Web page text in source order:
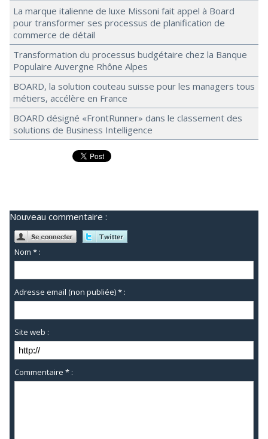
La marque italienne de luxe Missoni fait appel à Board
pour transformer ses processus de planification de
commerce de détail
Transformation du processus budgétaire chez la Banque
Populaire Auvergne Rhône Alpes
BOARD, la solution couteau suisse pour les managers tous
métiers, accélère en France
BOARD désigné «FrontRunner» dans le classement des
solutions de Business Intelligence
Nouveau commentaire :
Nom * :
Adresse email (non publiée) * :
Site web :
Commentaire * :